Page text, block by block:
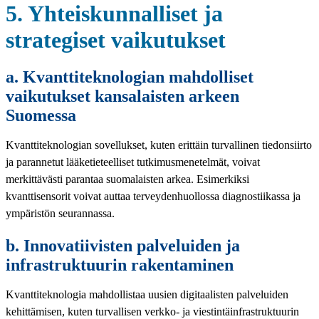
5. Yhteiskunnalliset ja
strategiset vaikutukset
a. Kvanttiteknologian mahdolliset
vaikutukset kansalaisten arkeen
Suomessa
Kvanttiteknologian sovellukset, kuten erittäin turvallinen tiedonsiirto
ja parannetut lääketieteelliset tutkimusmenetelmät, voivat
merkittävästi parantaa suomalaisten arkea. Esimerkiksi
kvanttisensorit voivat auttaa terveydenhuollossa diagnostiikassa ja
ympäristön seurannassa.
b. Innovatiivisten palveluiden ja
infrastruktuurin rakentaminen
Kvanttiteknologia mahdollistaa uusien digitaalisten palveluiden
kehittämisen, kuten turvallisen verkko- ja viestintäinfrastruktuurin